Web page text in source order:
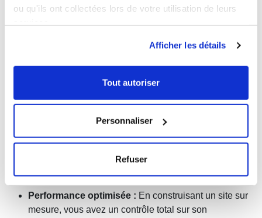
ou qu'ils ont collectées lors de votre utilisation de leurs
Afficher les détails
Tout autoriser
Personnaliser
Refuser
Les avantages des sites sur mesure
Conception personnalisée :Avec un site sur
mesure, vous pouvez concevoir une interface unique
qui reflète l'identité de votre entreprise et se démarque
Fonctionnalités spécifiques :
Les sites sur mesure
vous permettent d'ajouter des fonctionnalités
spécifiques à votre activité sans être limité par les
Performance optimisée : En construisant un site sur
mesure, vous avez un contrôle total sur son